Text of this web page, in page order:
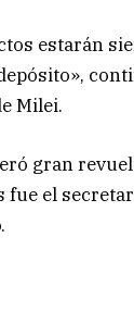
estarán
Milei.
gran
el